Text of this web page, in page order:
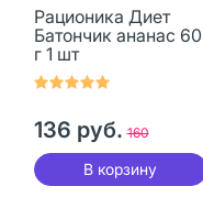
Рационика Диет
Батончик ананас 60
г 1 шт
136 руб. 160
В корзину